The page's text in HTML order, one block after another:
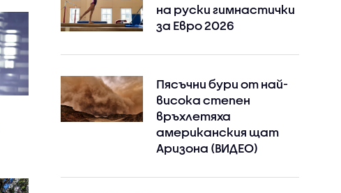
на руски гимнастички
за Евро 2026
Пясъчни бури от най-
висока степен
връхлетяха
американския щат
Аризона (ВИДЕО)